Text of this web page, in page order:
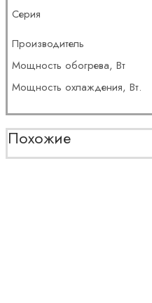
Серия
Производитель
Мощность обогрева, Вт
Мощность охлаждения, Вт.
Похожие